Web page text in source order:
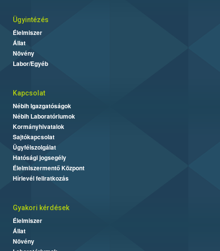
Ügyintézés
Élelmiszer
Állat
Növény
Labor/Egyéb
Kapcsolat
Nébih Igazgatóságok
Nébih Laboratóriumok
Kormányhivatalok
Sajtókapcsolat
Ügyfélszolgálat
Hatósági jogsegély
Élelmiszermentő Központ
Hírlevél feliratkozás
Gyakori kérdések
Élelmiszer
Állat
Növény